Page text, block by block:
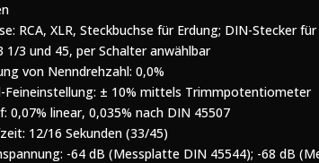
RCA, XLR, Steckbuchse für Erdung; DIN-Stecker
1/3 und 45, per Schalter anwählbar
von Nenndrehzahl: 0,0%
Feineinstellung: ± 10% mittels Trimmpotentiometer
0,07% linear, 0,035% nach DIN 45507
12/16 Sekunden (33/45)
-64 dB (Messplatte DIN 45544); -68 dB